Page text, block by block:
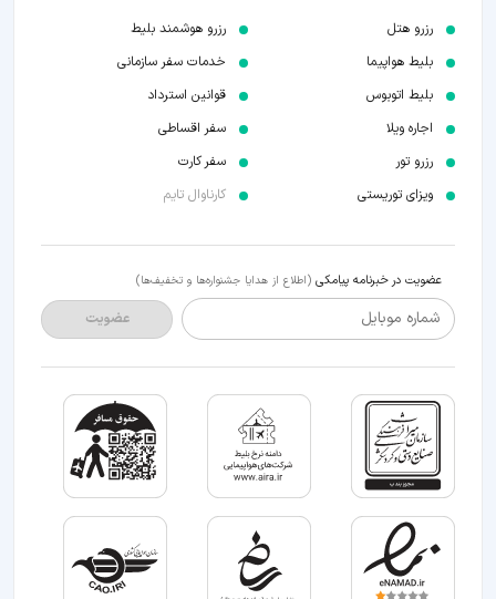
رزرو هتل
بلیط هواپیما
بلیط اتوبوس
اجاره ویلا
رزرو تور
ویزای توریستی
رزرو هوشمند بلیط
خدمات سفر سازمانی
قوانین استرداد
سفر اقساطی
سفر کارت
کارناوال تایم
عضویت در خبرنامه پیامکی (اطلاع از هدایا جشنواره‌ها و تخفیف‌ها)
شماره موبایل عضویت